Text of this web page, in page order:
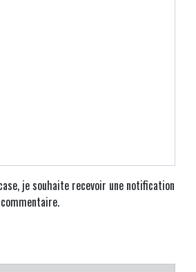
je souhaite recevoir une notification